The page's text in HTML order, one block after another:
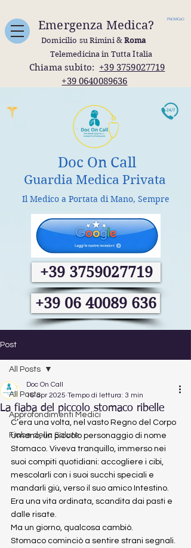
Doc On Call
Guardia Medica Privata
+39 3759027719
Emergenza Medica?
Domicilio su Rimini &Roma
Telemedicina in Tutta Italia
Chiama subito: +39 3759027719
+39 0640089636
FNOMCeO
Il Medico a Portata di Mano, Sempre
+39 06 40089 636
Post
All Posts
Approfondimenti Medici
Fiabe della Salute
All Posts
La fiaba del piccolo stomaco ribelle
Doc On Call
16 apr 2025 Tempo di lettura: 3 min
C’era una volta, nel vasto Regno del Corpo
Umano, un piccolo personaggio di nome
Stomaco. Viveva tranquillo, immerso nei
suoi compiti quotidiani: accogliere i cibi,
mescolarli con i suoi succhi speciali e
mandarli giù, verso il suo amico Intestino.
Era una vita ordinata, scandita dai pasti e
dalle risate.
Ma un giorno, qualcosa cambiò.
Stomaco cominciò a sentire strani segnali.